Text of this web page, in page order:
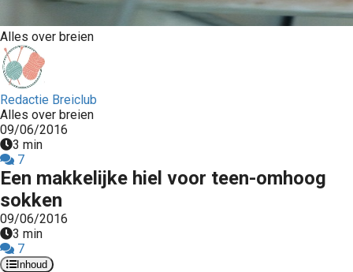
Alles over breien
Redactie Breiclub
Alles over breien
09/06/2016
3 min
7
Een makkelijke hiel voor teen-omhoog
sokken
09/06/2016
3 min
7
Inhoud